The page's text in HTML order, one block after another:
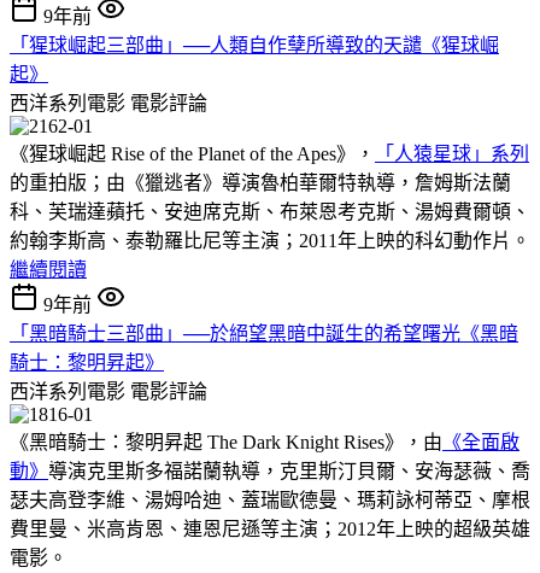
9年前
「猩球崛起三部曲」──人類自作孽所導致的天譴《猩球崛
起》
西洋系列電影 電影評論
《猩球崛起 Rise of the Planet of the Apes》，
「人猿星球」系列
的重拍版；由《獵逃者》導演魯柏華爾特執導，詹姆斯法蘭
科、芙瑞達蘋托、安迪席克斯、布萊恩考克斯、湯姆費爾頓、
約翰李斯高、泰勒羅比尼等主演；2011年上映的科幻動作片。
繼續閱讀
9年前
「黑暗騎士三部曲」──於絕望黑暗中誕生的希望曙光《黑暗
騎士：黎明昇起》
西洋系列電影 電影評論
《黑暗騎士：黎明昇起 The Dark Knight Rises》，由 《全面啟
動》 導演克里斯多福諾蘭執導，克里斯汀貝爾、安海瑟薇、喬
瑟夫高登李維、湯姆哈迪、蓋瑞歐德曼、瑪莉詠柯蒂亞、摩根
費里曼、米高肯恩、連恩尼遜等主演；2012年上映的超級英雄
電影。